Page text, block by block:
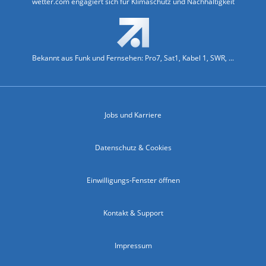
Bekannt aus Funk und Fernsehen: Pro7, Sat1, Kabel 1, SWR, ...
Jobs und Karriere
Datenschutz & Cookies
Einwilligungs-Fenster öffnen
Kontakt & Support
Impressum